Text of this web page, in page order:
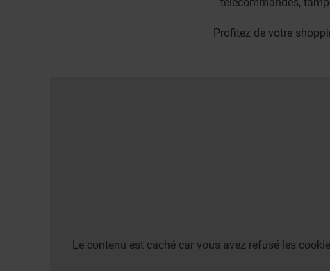
Profitez de votre
Le contenu est caché car vous avez refusé les